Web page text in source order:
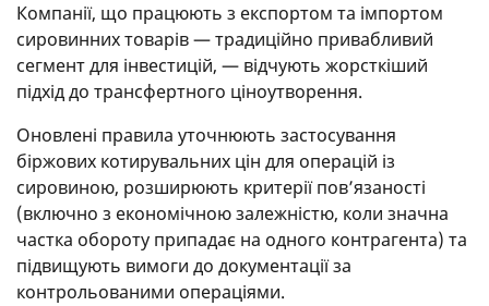
Компанії, що працюють з експортом та імпортом
сировинних товарів — традиційно привабливий
сегмент для інвестицій, — відчують жорсткіший
підхід до трансфертного ціноутворення.
Оновлені правила уточнюють застосування
біржових котирувальних цін для операцій із
сировиною, розширюють критерії пов’язаності
(включно з економічною залежністю, коли значна
частка обороту припадає на одного контрагента) та
підвищують вимоги до документації за
контрольованими операціями.